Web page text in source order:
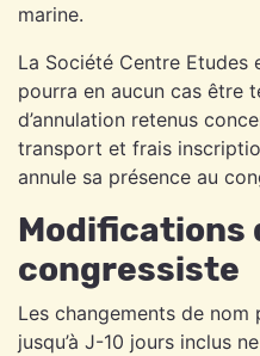
marine.
La Société Centre Etudes
pourra en aucun cas être
d’annulation retenus
transport et frais
annule sa présence au
Modifications
congressiste
Les changements de
jusqu’à J-10 jours inclus